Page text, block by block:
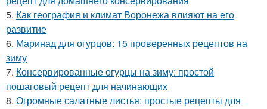
5. Как география и климат Воронежа влияют на его
развитие
6. Маринад для огурцов: 15 проверенных рецептов на
зиму
7. Консервированные огурцы на зиму: простой
пошаговый рецепт для начинающих
8. Огромные салатные листья: простые рецепты для